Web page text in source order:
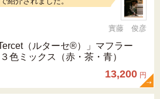
實藤 俊彦
（ルターセ®）」マフラー
色ミックス（赤・茶・青）
13,200 円